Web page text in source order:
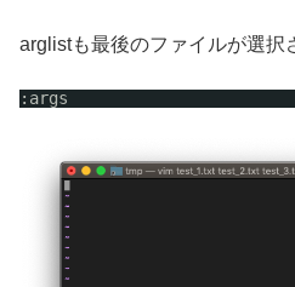
arglistも最後のファイルが選択
:args